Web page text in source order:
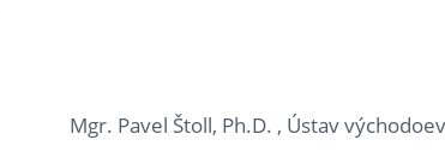
Mgr. Pavel Štoll, Ph.D. , Ústav